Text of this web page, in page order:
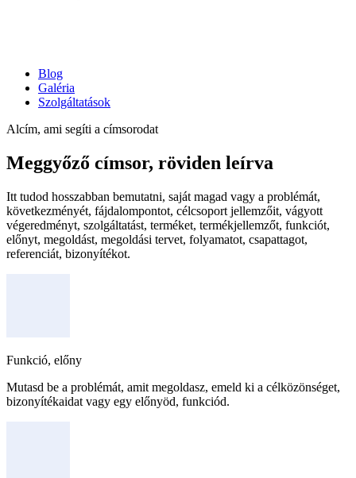
Blog
Galéria
Szolgáltatások
Alcím, ami segíti a címsorodat
Meggyőző címsor, röviden leírva
Itt tudod hosszabban bemutatni, saját magad vagy a problémát,
következményét, fájdalompontot, célcsoport jellemzőit, vágyott
végeredményt, szolgáltatást, terméket, termékjellemzőt, funkciót,
előnyt, megoldást, megoldási tervet, folyamatot, csapattagot,
referenciát, bizonyítékot.
Funkció, előny
Mutasd be a problémát, amit megoldasz, emeld ki a célközönséget,
bizonyítékaidat vagy egy előnyöd, funkciód.